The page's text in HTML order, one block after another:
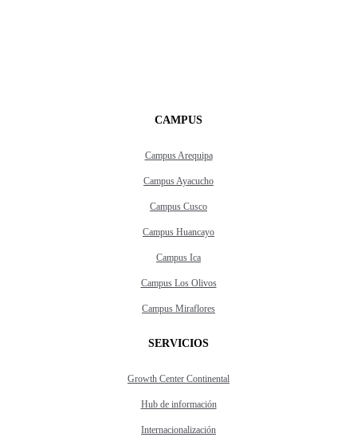
CAMPUS
Campus Arequipa
Campus Ayacucho
Campus Cusco
Campus Huancayo
Campus Ica
Campus Los Olivos
Campus Miraflores
SERVICIOS
Growth Center Continental
Hub de información
Internacionalización